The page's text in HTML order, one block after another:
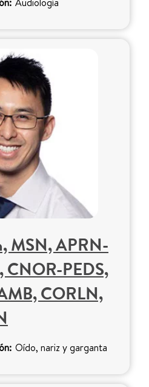
MSN, APRN-
CNOR-PEDS,
CORLN,
Oído, nariz y garganta